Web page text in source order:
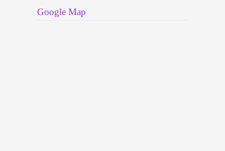
Google Map